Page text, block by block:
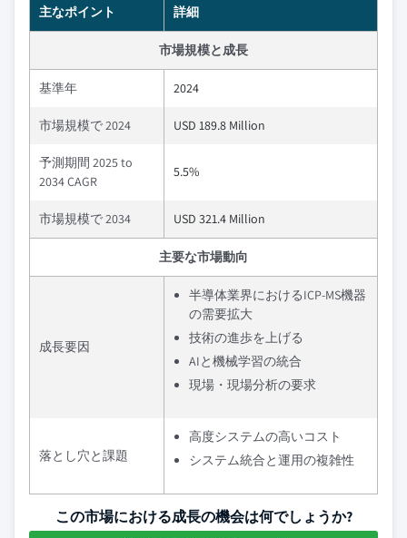
主なポイント 詳細
市場規模と成長
基準年 2024
市場規模で 2024 USD 189.8 Million
予測期間 2025 to
2034 CAGR
5.5%
市場規模で 2034 USD 321.4 Million
主要な市場動向
成長要因
半導体業界におけるICP-MS機器
の需要拡大
技術の進歩を上げる
AIと機械学習の統合
現場・現場分析の要求
落とし穴と課題
高度システムの高いコスト
システム統合と運用の複雑性
この市場における成長の機会は何でしょうか?